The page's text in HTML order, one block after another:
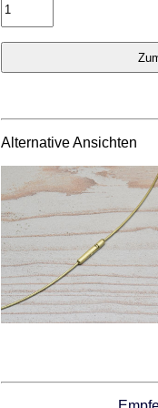
Alternative Ansichten